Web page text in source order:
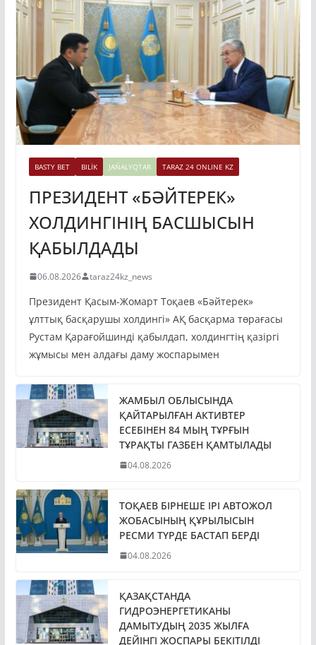
BASTY BET BILİK JAŃALYQTAR TARAZ 24 ONLINE KZ
ПРЕЗИДЕНТ «БӘЙТЕРЕК»
ХОЛДИНГІНІҢ БАСШЫСЫН
ҚАБЫЛДАДЫ
06.08.2026 taraz24kz_news
Президент Қасым-Жомарт Тоқаев «Бәйтерек»
ұлттық басқарушы холдингі» АҚ басқарма төрағасы
Рустам Қарағойшинді қабылдап, холдингтің қазіргі
жұмысы мен алдағы даму жоспарымен
ЖАМБЫЛ ОБЛЫСЫНДА
ҚАЙТАРЫЛҒАН АКТИВТЕР
ЕСЕБІНЕН 84 МЫҢ ТҰРҒЫН
ТҰРАҚТЫ ГАЗБЕН ҚАМТЫЛАДЫ
04.08.2026
ТОҚАЕВ БІРНЕШЕ ІРІ АВТОЖОЛ
ЖОБАСЫНЫҢ ҚҰРЫЛЫСЫН
РЕСМИ ТҮРДЕ БАСТАП БЕРДІ
04.08.2026
ҚАЗАҚСТАНДА
ГИДРОЭНЕРГЕТИКАНЫ
ДАМЫТУДЫҢ 2035 ЖЫЛҒА
ДЕЙІНГІ ЖОСПАРЫ БЕКІТІЛДІ